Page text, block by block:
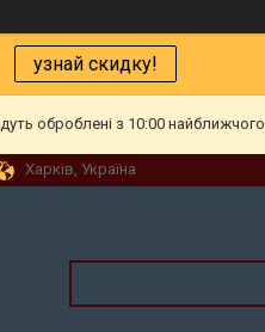
узнай скидку!
оброблені з 10:00
Харків, Україна